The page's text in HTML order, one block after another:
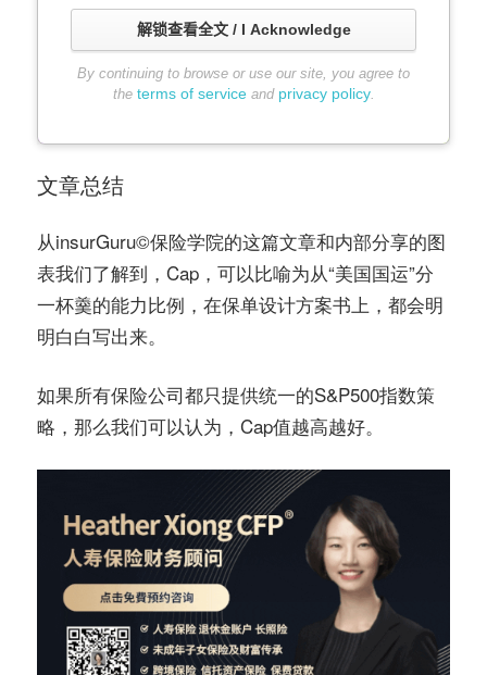
解锁查看全文 / I Acknowledge
By continuing to browse or use our site, you agree to
the terms of serviceand privacy policy.
文章总结
从insurGuru©️保险学院的这篇文章和内部分享的图
表我们了解到，Cap，可以比喻为从“美国国运”分
一杯羹的能力比例，在保单设计方案书上，都会明
明白白写出来。
如果所有保险公司都只提供统一的S&P500指数策
略，那么我们可以认为，Cap值越高越好。